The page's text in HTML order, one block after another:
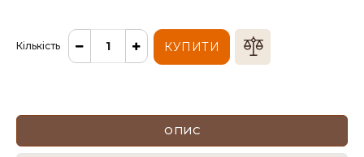
Кількість КУПИТИ
ОПИС